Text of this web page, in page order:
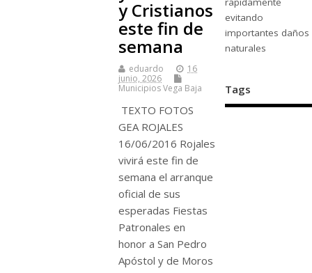
y Cristianos
este fin de
semana
eduardo
16
junio, 2026
Municipios Vega Baja
TEXTO FOTOS
GEA ROJALES
16/06/2016 Rojales
vivirá este fin de
semana el arranque
oficial de sus
esperadas Fiestas
Patronales en
honor a San Pedro
Apóstol y de Moros
evitando
importantes daños
naturales
Tags